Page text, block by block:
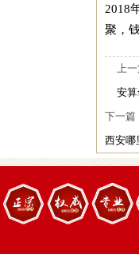
2018
聚，
上
安
下一篇
西安哪